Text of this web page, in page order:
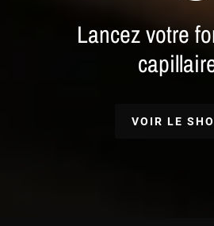
Lancez votre
VOIR LE